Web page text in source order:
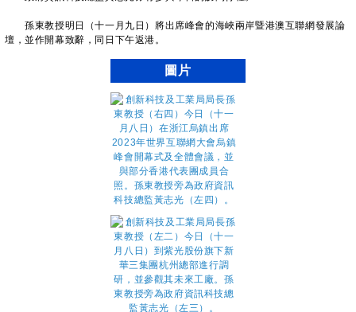
孫東教授明日（十一月九日）將出席峰會的海峽兩岸暨港澳互聯網發展論
壇，並作開幕致辭，同日下午返港。
圖片